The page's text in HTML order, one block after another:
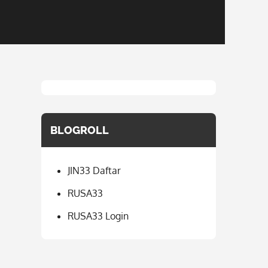
BLOGROLL
JIN33 Daftar
RUSA33
RUSA33 Login